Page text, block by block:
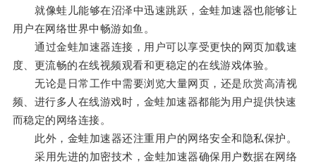
就像蛙儿能够在沼泽中迅速跳跃，金蛙加速器也能够让
用户在网络世界中畅游如鱼。
通过金蛙加速器连接，用户可以享受更快的网页加载速
度、更流畅的在线视频观看和更稳定的在线游戏体验。
无论是日常工作中需要浏览大量网页，还是欣赏高清视
频、进行多人在线游戏时，金蛙加速器都能为用户提供快速
而稳定的网络连接。
此外，金蛙加速器还注重用户的网络安全和隐私保护。
采用先进的加密技术，金蛙加速器确保用户数据在网络